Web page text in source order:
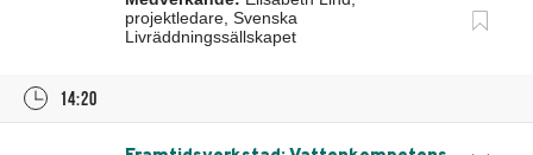
projektledare, Svenska
Livräddningssällskapet
14:20